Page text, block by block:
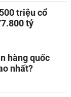
triệu cổ
tỷ
hàng quốc
nhất?